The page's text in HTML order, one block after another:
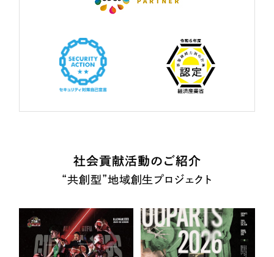
社会貢献活動のご紹介
“共創型”地域創生プロジェクト